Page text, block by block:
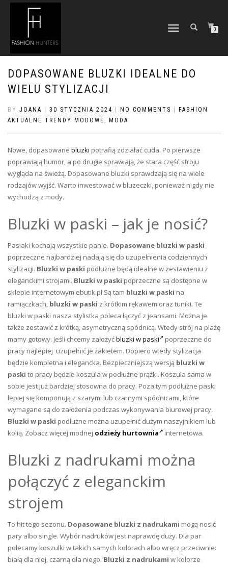
TOGGLE
0
DOPASOWANE BLUZKI IDEALNE DO
WIELU STYLIZACJI
BY JOANA 30 STYCZNIA 2024 NO COMMENTS
FASHION
AKTUALNE TRENDY MODOWE , MODA
Nowe, dopasowane bluzki potrafią zdziałać cuda. Po pierwsze
poprawiają humor, a po drugie sprawiają, że stara część stroju
wygląda na świeżą. Dopasowane bluzki sprawdzają się na wiele
rodzajów wyjść. Warto inwestować w bluzeczki, ponieważ nigdy nie
wychodzą z mody.
Bluzki w paski – jak je nosić?
Pasiaki kochają wszystkie panie. Dopasowane bluzki w paski
poprzeczne najbardziej nadają się do uzupełnienia codziennych
stylizacji. Bluzki w paski podłużne będą idealne w zestawieniu z
eleganckimi strojami. Bluzki w paski poprzeczne są dostępne w
sklepie internetowym ebutik.pl Są tam bluzki w paski na
ramiączkach, bluzki w paski z krótkim rękawem oraz tuniki. Te
bluzki w paski nasza stylistka poleca łączyć z jeansami. Można je
także zestawić z krótką, asymetryczną spódnicą. Wtedy strój na plażę
mamy gotowy. Jeśli chcemy założyćbluzki w paski
poprzeczne do
pracy najlepiej uzupełnić je żakietem. Dopiero wtedy stylizacja
będzie kompletna i elegancka. Bezpieczniejszą wersją bluzki w
paski to pracy będzie koszula w podłużne prążki. Koszula sama w
sobie jest już bardziej stosowna do pracy. Poza tym podłużne paski
lepiej się komponują z szarymi lub czarnymi spódnicami, które
wymagane są do założenia podczas wykonywania biurowej pracy.
Bluzki w paski podłużne można uzupełnić dużym naszyjnikiem lub
kolią. Zobacz więcej modnej odzieży hurtownia internetowa.
Bluzki z nadrukami można
połączyć z eleganckim
strojem
To hit tego sezonu. Dopasowane bluzki z nadrukami mogą nosić
pary albo single. Wybór nadruków jest naprawdę duży. Dla par
polecamy koszulki w takich samych kolorach albo wręcz przeciwnie:
białą dla niej, czarną dla niego. Bluzki z nadrukami w kolorze